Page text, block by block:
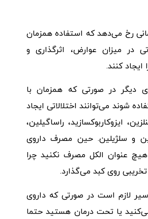
رخ می‌دهد که استفاده همزمان
در میزان عوارض، اثرگذاری و
ایجاد کنند.
دیگر در صورتی که همزمان با
شوند می‌توانند اختلالاتی ایجاد
ایزوکاربوکسازید، راساگیلین،
و سلژیلین. حین مصرف داروی
عنوان الکل مصرف نکنید چرا
روی کبد می‌گذارد.
لازم است در صورتی که داروی
یا تحت درمان هستید حتما